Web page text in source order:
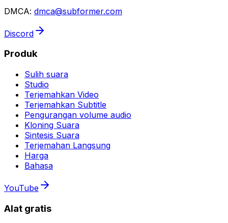
DMCA: dmca@subformer.com
Discord
Produk
Sulih suara
Studio
Terjemahkan Video
Terjemahkan Subtitle
Pengurangan volume audio
Kloning Suara
Sintesis Suara
Terjemahan Langsung
Harga
Bahasa
YouTube
Alat gratis